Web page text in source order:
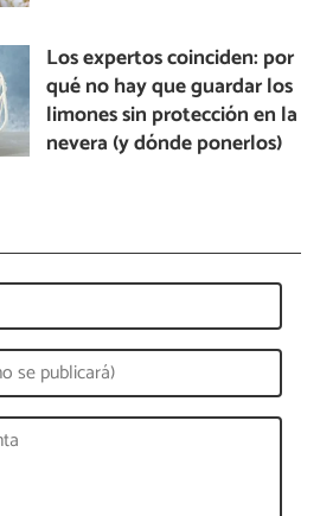
Los expertos coinciden: por
qué no hay que guardar los
limones sin protección en la
nevera (y dónde ponerlos)